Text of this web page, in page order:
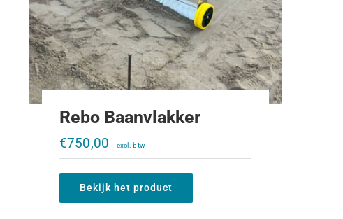
Rebo Baanvlakker
€750,00
Bekijk het product
Draagplaat K80 2x K50 CASE IHC
956XL-1056XL
€1.700,00